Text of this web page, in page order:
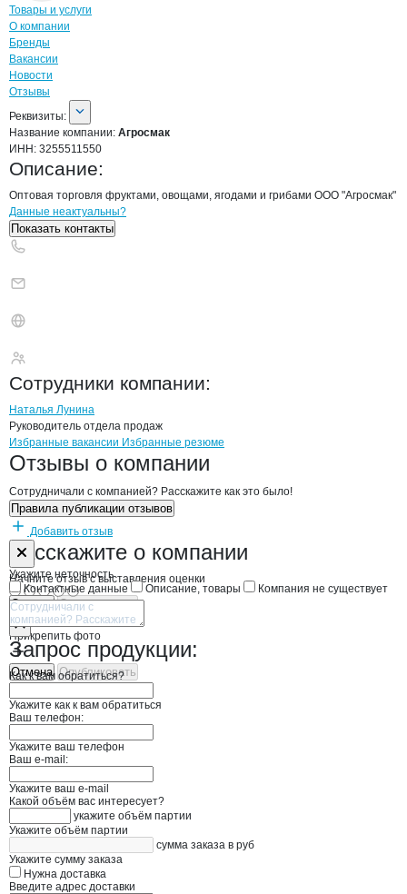
Навигация по странице
Товары и услуги
О компании
Бренды
Вакансии
Новости
Отзывы
О компании
Реквизиты
Реквизиты:
Название компании: Агросмак
ИНН: 3255511550
Описание:
Оптовая торговля фруктами, овощами, ягодами и грибами ООО "Агросмак"
Контактыкомпании
+7(800)000-00-..
Данные неактуальны?
Показать контакты
Сотрудники компании:
Наталья Лунина
Руководитель отдела продаж
Брендыкомпани Агросмак
Вакансии вАгросмак
Избранные вакансии Избранные резюме
Новости oАгросмак, ООО
Отзывы о компании
Сотрудничали с компанией? Расскажите как это было!
Правила публикации отзывов
Добавить отзыв
Расскажите о компании
Начните отзыв с выставления оценки
Прикрепить фото
Отмена Опубликовать
Форма обратной связи о неточностях
Укажите неточность
Контактные данные
Описание, товары Компания не существует
Отмена Опубликовать
Запрос продукции:
Как к вам обратиться?
Укажите как к вам обратиться
Ваш телефон:
Укажите ваш телефон
Ваш e-mail:
Укажите ваш e-mail
Какой объём вас интересует?
укажите объём партии
Укажите объём партии
сумма заказа в руб
Укажите сумму заказа
Нужна доставка
Введите адрес доставки